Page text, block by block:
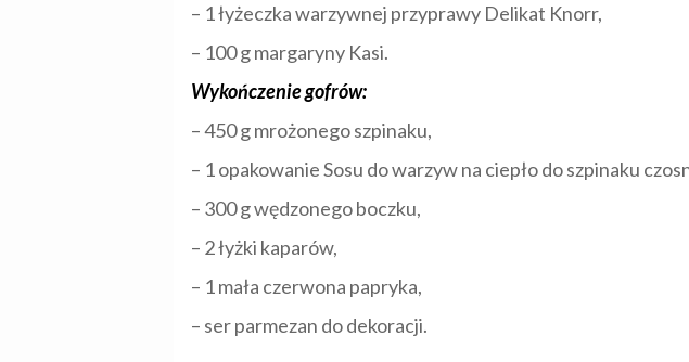
– 1 łyżeczka warzywnej przyprawy Delikat Knorr,
– 100 g margaryny Kasi.
Wykończenie gofrów:
– 450 g mrożonego szpinaku,
– 1 opakowanie Sosu do warzyw na ciepło do szpinaku
– 300 g wędzonego boczku,
– 2 łyżki kaparów,
– 1 mała czerwona papryka,
– ser parmezan do dekoracji.